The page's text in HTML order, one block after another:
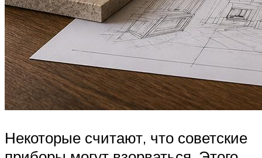
Некоторые считают, что советские